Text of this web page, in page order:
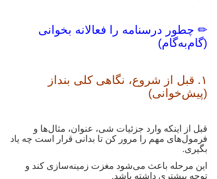
✏ چطور درسنامه را فعالانه بخوانی
(گام‌به‌گام)
۱. قبل از شروع، نگاهی کلی بنداز
(پیش‌خوانی)
قبل از اینکه وارد جزئیات شی، عنوان، مثال‌ها و
فرمول‌های مهم را مرور کن تا بدانی قرار است چه یاد
بگیری.
این مرحله باعث می‌شود مغزت زمینه‌سازی کند و
توجه بیشتری داشته باشد.